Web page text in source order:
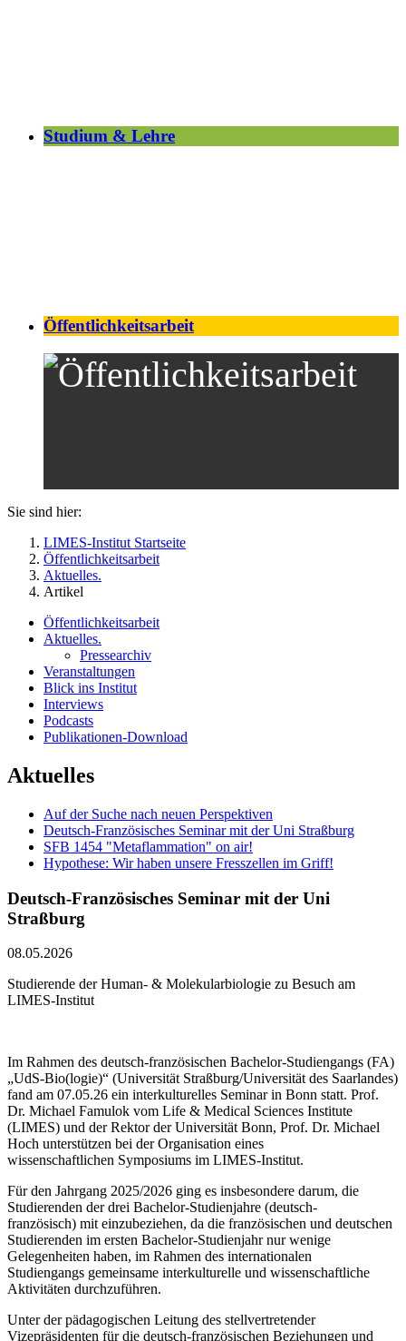
Studium & Lehre
Öffentlichkeitsarbeit
Sie sind hier:
LIMES-Institut Startseite
Öffentlichkeitsarbeit
Aktuelles.
Artikel
Öffentlichkeitsarbeit
Aktuelles.
Pressearchiv
Veranstaltungen
Blick ins Institut
Interviews
Podcasts
Publikationen-Download
Aktuelles
Auf der Suche nach neuen Perspektiven
Deutsch-Französisches Seminar mit der Uni Straßburg
SFB 1454 "Metaflammation" on air!
Hypothese: Wir haben unsere Fresszellen im Griff!
Deutsch-Französisches Seminar mit der Uni
Straßburg
08.05.2026
Studierende der Human- & Molekularbiologie zu Besuch am
LIMES-Institut
Im Rahmen des deutsch-französischen Bachelor-Studiengangs (FA)
„UdS-Bio(logie)“ (Universität Straßburg/Universität des Saarlandes)
fand am 07.05.26 ein interkulturelles Seminar in Bonn statt. Prof.
Dr. Michael Famulok vom Life & Medical Sciences Institute
(LIMES) und der Rektor der Universität Bonn, Prof. Dr. Michael
Hoch unterstützen bei der Organisation eines
wissenschaftlichen Symposiums im LIMES-Institut.
Für den Jahrgang 2025/2026 ging es insbesondere darum, die
Studierenden der drei Bachelor-Studienjahre (deutsch-
französisch) mit einzubeziehen, da die französischen und deutschen
Studierenden im ersten Bachelor-Studienjahr nur wenige
Gelegenheiten haben, im Rahmen des internationalen
Studiengangs gemeinsame interkulturelle und wissenschaftliche
Aktivitäten durchzuführen.
Unter der pädagogischen Leitung des stellvertretender
Vizepräsidenten für die deutsch-französischen Beziehungen und